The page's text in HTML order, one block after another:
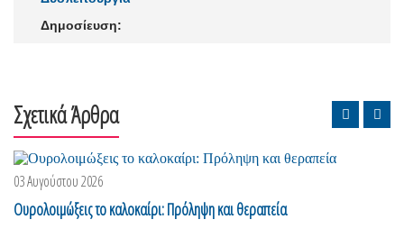
Δημοσίευση:
Σχετικά Άρθρα
03 Αυγούστου 2026
Ουρολοιμώξεις το καλοκαίρι: Πρόληψη και θεραπεία